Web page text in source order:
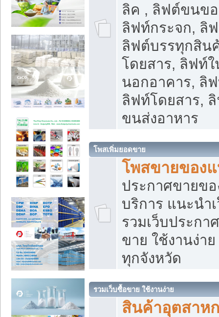
ลิค , ลิฟต์ขนข
ลิฟท์กระจก, ลิ
ลิฟต์บรรทุกสิน
โดยสาร, ลิฟท์
นอกอาคาร, ลิ
ลิฟท์โดยสาร,
ขนส่งอาหาร
โพสเพิ่มยอดขาย
โพสขายของ
ประกาศขายข
บริการ แนะนำ
รวมเว็บประกา
ขาย ใช้งานง่า
ทุกจังหวัด
รวมเว็บซื้อขาย ใช้งานง่าย
สินค้าอุตสาห